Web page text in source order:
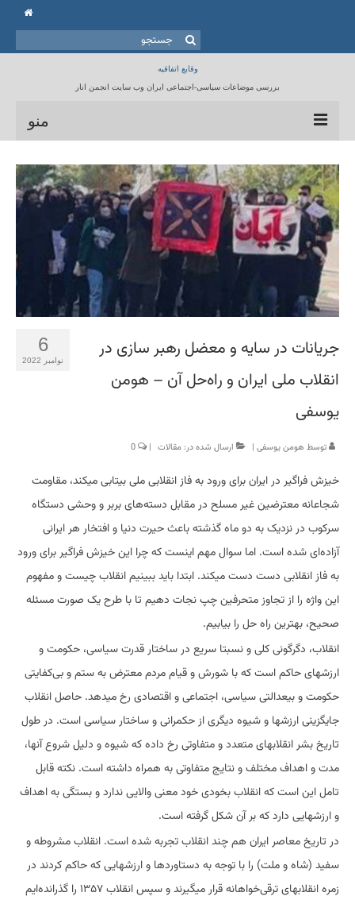
جستجو
برای:
وقایع اتفاقیه
بررسی موضاعات سیاسی-اجتماعی ایران وب سایت انجمن انار
منو
خانه
انجمن انار
مقالات
برنامه ها
کتابخانه
6
نوامبر 2022
جریانات در سایه و معضل رهبر سازی در
انقلاب ملی ایران و راه‌حل آن – هومن
یوسفی
توسط هومن یوسفی | ارسال شده در: مقالات |
خیزش فراگیر در ایران برای ورود به فاز انقلابی ملی بیتابی میکند، مقاومت
شجاعانه معترضین غیر مسلح در مقابل دسته‌های بربر و وحشی دستگاه
سرکوب در نزدیک به دو ماه گذشته باعث حیرت دنیا و افتخار هر ایرانی
آزاده‌ای شده است. اما سوال مهم اینست که چرا این خیزش فراگیر برای ورود
به فاز انقلابی دست دست میکند. ابتدا باید ببینیم انقلاب چیست و مفهوم
این واژه را از تجاوز متحرفین چپ نجات دهیم تا با طرح یک صورت مسئله
صحیح، بهترین راه حل را بیابیم.
انقلاب، دگرگونی کلی و نسبتا سریع در ساختار قدرت سیاسی، حکومت و
ارزشهای حاکم است که با شورش و قیام مردم معترض به ستم و بی‌کفایتی
حکومت و بیعدالتی سیاسی، اجتماعی و اقتصادی رخ میدهد. حاصل انقلاب
جایگزینی ارزشها و شیوه دیگری از حکمرانی و ساختار سیاسی است. در طول
تاریخ بشر انقلابهای متعدد و متفاوتی رخ داده که شیوه و دلیل شروع آنها،
مدت و اهداف مختلف و نتایج متفاوتی به همراه داشته است. نکته قابل
تامل این است که انقلاب بخودی خود معنی والایی ندارد و بستگی به اهداف
و ارزشهایی دارد که بر آن شکل گرفته است.
در تاریخ معاصر ایران هم چند انقلاب تجربه شده است. انقلاب مشروطه و
سفید (شاه و ملت) را با توجه به دستاوردها و ارزشهایی که حاکم کردند در
زمره انقلابهای ترقی‌خواهانه قرار میگیرند و سپس انقلاب ۱۳۵۷ را گذرانده‌ایم